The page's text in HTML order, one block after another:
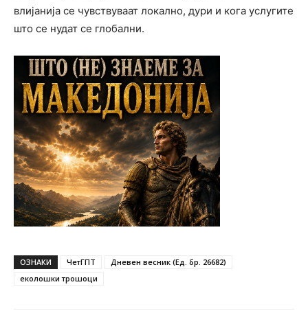
влијанија се чувствуваат локално, дури и кога услугите
што се нудат се глобални.
ОЗНАКИ ЧетГПТ
Дневен весник (Ед. бр. 26682)
еколошки трошоци